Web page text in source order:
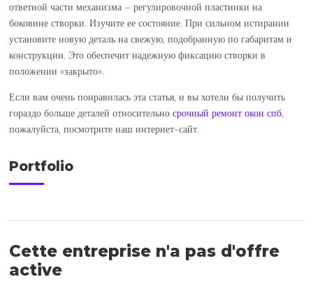
ответной части механизма – регулировочной пластинки на
боковине створки. Изучите ее состояние. При сильном истирании
установите новую деталь на свежую, подобранную по габаритам и
конструкции. Это обеспечит надежную фиксацию створки в
положении «закрыто».
Если вам очень понравилась эта статья, и вы хотели бы получить
гораздо больше деталей относительносрочный ремонт окон спб
пожалуйста, посмотрите наш интернет-сайт.
Portfolio
Cette entreprise n'a pas d'offre
active